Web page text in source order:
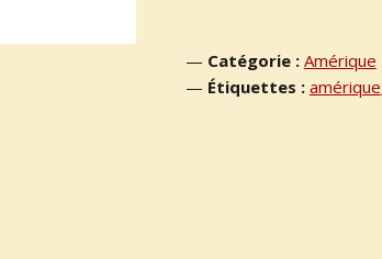
Catégorie : Amérique
Étiquettes : amérique